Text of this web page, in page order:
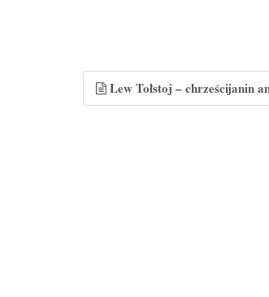
Lew Tołstoj – chrześcijanin